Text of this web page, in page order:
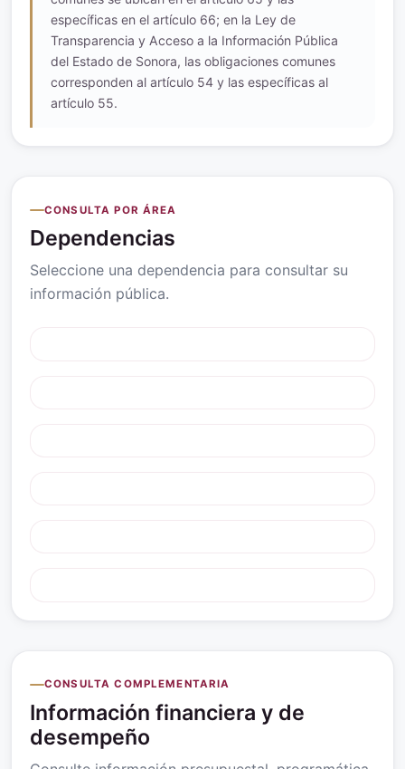
específicas en el artículo 66; en la Ley de
Transparencia y Acceso a la Información Pública
del Estado de Sonora, las obligaciones comunes
corresponden al artículo 54 y las específicas al
artículo 55.
CONSULTA POR ÁREA
Dependencias
Seleccione una dependencia para consultar su
información pública.
CONSULTA COMPLEMENTARIA
Información financiera y de
desempeño